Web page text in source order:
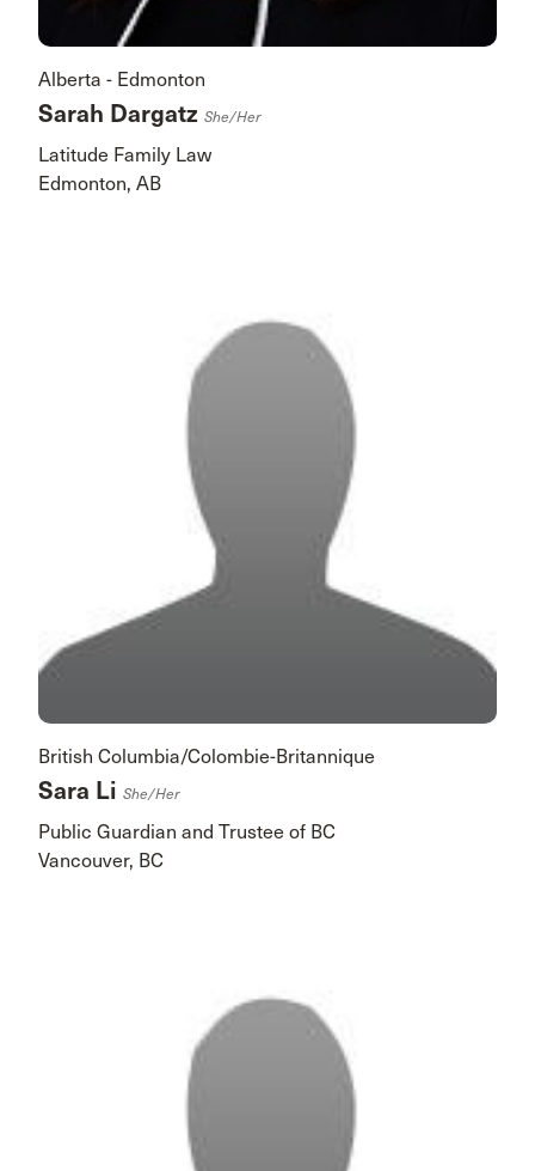
Alberta - Edmonton
Sarah Dargatz She/her
Latitude Family Law
Edmonton, AB
British Columbia/Colombie-Britannique
Sara Li She/her
Public Guardian and Trustee of BC
Vancouver, BC